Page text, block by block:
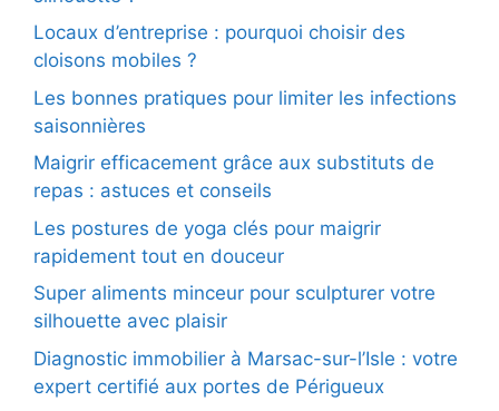
Locaux d’entreprise : pourquoi choisir des
cloisons mobiles ?
Les bonnes pratiques pour limiter les infections
saisonnières
Maigrir efficacement grâce aux substituts de
repas : astuces et conseils
Les postures de yoga clés pour maigrir
rapidement tout en douceur
Super aliments minceur pour sculpturer votre
silhouette avec plaisir
Diagnostic immobilier à Marsac-sur-l’Isle : votre
expert certifié aux portes de Périgueux